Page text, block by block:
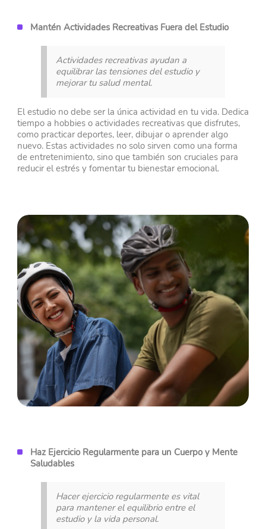
Mantén Actividades Recreativas Fuera del Estudio
Actividades recreativas ayudan a
equilibrar las tensiones del estudio y
mejorar tu salud mental.
El estudio no debe ser la única actividad en tu vida. Dedica
tiempo a hobbies o actividades recreativas que disfrutes,
como practicar deportes, leer, dibujar o aprender algo
nuevo. Estas actividades no solo sirven como una forma
de entretenimiento, sino que también son cruciales para
reducir el estrés y fomentar tu bienestar emocional.
Haz Ejercicio Regularmente para un Cuerpo y Mente
Saludables
Hacer ejercicio regularmente es vital
para mantener el equilibrio entre el
estudio y la vida personal.